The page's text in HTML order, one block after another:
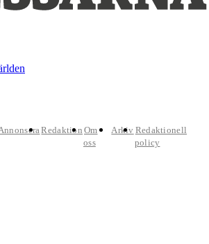
Redaktion Om
oss
Arkiv Redaktionell
policy